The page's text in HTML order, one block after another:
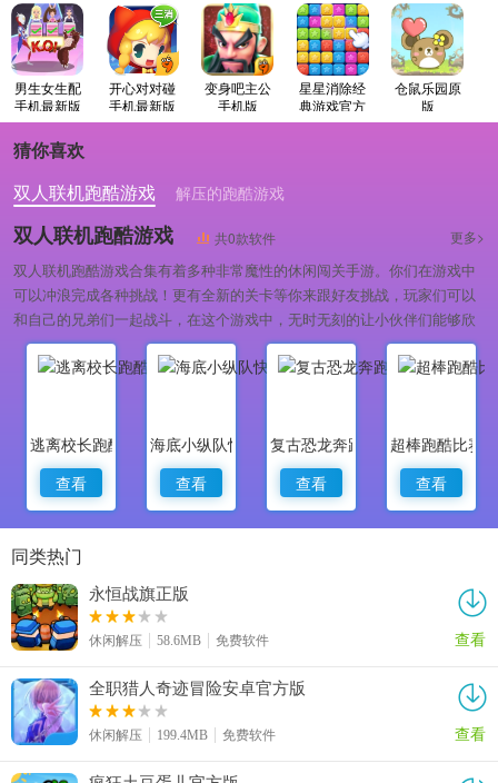
男生女生配
手机最新版
开心对对碰
手机最新版
变身吧主公
手机版
星星消除经
典游戏官方
最新版
仓鼠乐园原
版
猜你喜欢
双人联机跑酷游戏
解压的跑酷游戏
双人联机跑酷游戏 共0款软件 更多>
双人联机跑酷游戏合集有着多种非常魔性的休闲闯关手游。你们在游戏中
可以冲浪完成各种挑战！更有全新的关卡等你来跟好友挑战，玩家们可以
和自己的兄弟们一起战斗，在这个游戏中，无时无刻的让小伙伴们能够欣
赏到游戏欢乐时刻，现在就来下载吧。
逃离校长跑酷
查看
海底小纵队快乐酷跑
查看
复古恐龙奔跑
查看
超棒跑酷比赛
查看
同类热门
永恒战旗正版
休闲解压 58.6MB 免费软件 查看
全职猎人奇迹冒险安卓官方版
休闲解压 199.4MB 免费软件 查看